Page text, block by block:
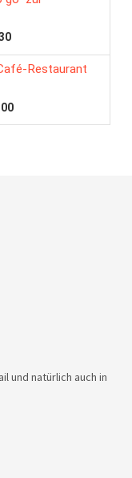
und natürlich auch in